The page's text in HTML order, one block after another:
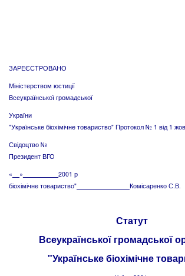
ЗАРЕЄСТРОВАНО
Міністерством юстиції
Всеукраїнської громадської
України
"Українське біохімічне товариство" Протокол № 1 від 1
Свідоцтво №
Президент ВГО
«
»
2001 р
біохімічне товариство"
Комісаренко С.В.
Статут
Всеукраїнської громадської
"Українське біохімічне